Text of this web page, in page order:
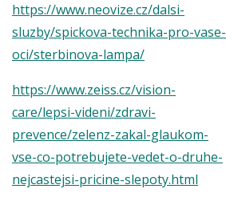
https://www.neovize.cz/dalsi-
sluzby/spickova-technika-pro-vase-
oci/sterbinova-lampa/
https://www.zeiss.cz/vision-
care/lepsi-videni/zdravi-
prevence/zelenz-zakal-glaukom-
vse-co-potrebujete-vedet-o-druhe-
nejcastejsi-pricine-slepoty.html